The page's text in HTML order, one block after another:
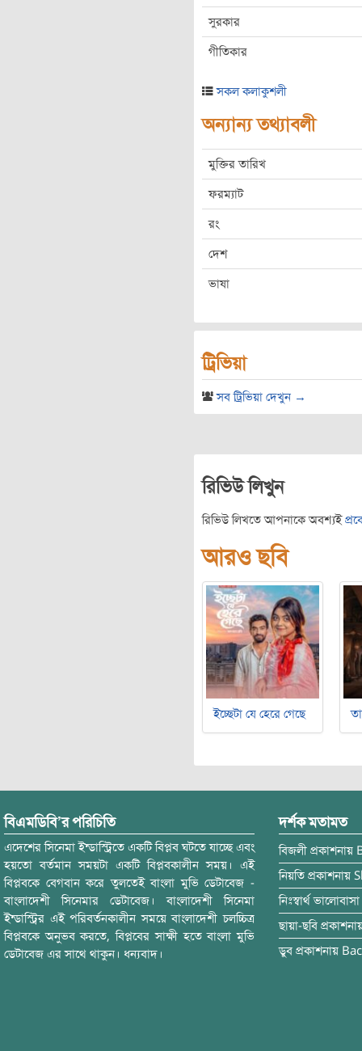
সুরকার
গীতিকার
সকল কলাকুশলী
অন্যান্য তথ্যাবলী
মুক্তির তারিখ
ফরম্যাট
রং
দেশ
ভাষা
ট্রিভিয়া
সব ট্রিভিয়া দেখুন →
রিভিউ লিখুন
রিভিউ লিখতে আপনাকে অবশ্যই
আরও ছবি
ইচ্ছেটা যে হেরে গেছে
বিএমডিবি’র পরিচিতি
এদেশের সিনেমা ইন্ডাস্ট্রিতে একটি বিপ্লব ঘটতে যাচ্ছে এবং
হয়তো বর্তমান সময়টা একটি বিপ্লবকালীন সময়। এই
বিপ্লবকে বেগবান করে তুলতেই বাংলা মুভি ডেটাবেজ -
বাংলাদেশী সিনেমার ডেটাবেজ। বাংলাদেশী সিনেমা
ইন্ডাস্ট্রির এই পরিবর্তনকালীন সময়ে বাংলাদেশী চলচ্চিত্র
বিপ্লবকে অনুভব করতে, বিপ্লবের সাক্ষী হতে বাংলা মুভি
ডেটাবেজ এর সাথে থাকুন। ধন্যবাদ।
দর্শক মতামত
বিজলী প্রকাশনায়
নিয়তি প্রকাশনায়
নিঃস্বার্থ ভালোবাসা
ছায়া-ছবি
ডুব প্রকাশনায়